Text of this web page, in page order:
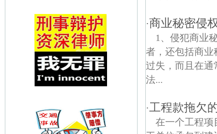
·商业秘密侵
1、侵犯商业
者，还包括商
过失，而且在通
法...
·工程款拖欠
在一个工程项